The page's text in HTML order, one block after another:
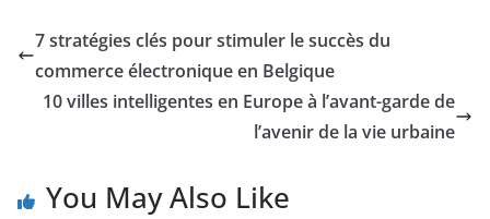
7 stratégies clés pour stimuler le succès du
commerce électronique en Belgique
10 villes intelligentes en Europe à l’avant-garde de
l’avenir de la vie urbaine
You May Also Like